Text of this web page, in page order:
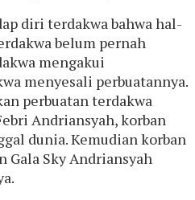
diri terdakwa bahwa hal-
belum pernah
mengakui
menyesali perbuatannya.
perbuatan terdakwa
Andriansyah, korban
dunia. Kemudian korban
Gala Sky Andriansyah